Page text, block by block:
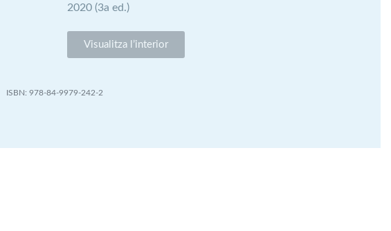
2020 (3a ed.)
Visualitza l’interior
978-84-9979-242-2